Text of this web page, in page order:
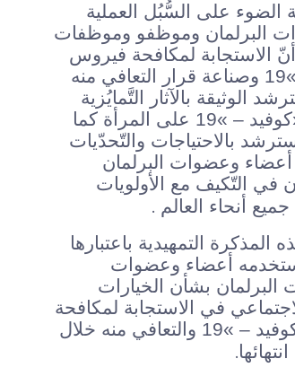
الضوء على السُّبُل العملية
البرلمان وموظفو وموظفات
أنّ الاستجابة لمكافحة فيروس
كورونا المُستَجد «كوفيد – »19 وصناعة قرار التعافي منه
الوثيقة بالآثار التَّمايُزية
لفيروس كورونا المُستجد «كوفيد – »19 على المرأة كما
بالاحتياجات والتّحدّيات
وعضوات البرلمان
التّكيف مع الأولويات
أنحاء العالم .
التمهيدية باعتبارها
يستخدمه أعضاء وعضوات
بشأن الخيارات
في الاستجابة لمكافحة
فيروس كورونا المُستجد «كوفيد – »19 والتعافي منه خلال
.